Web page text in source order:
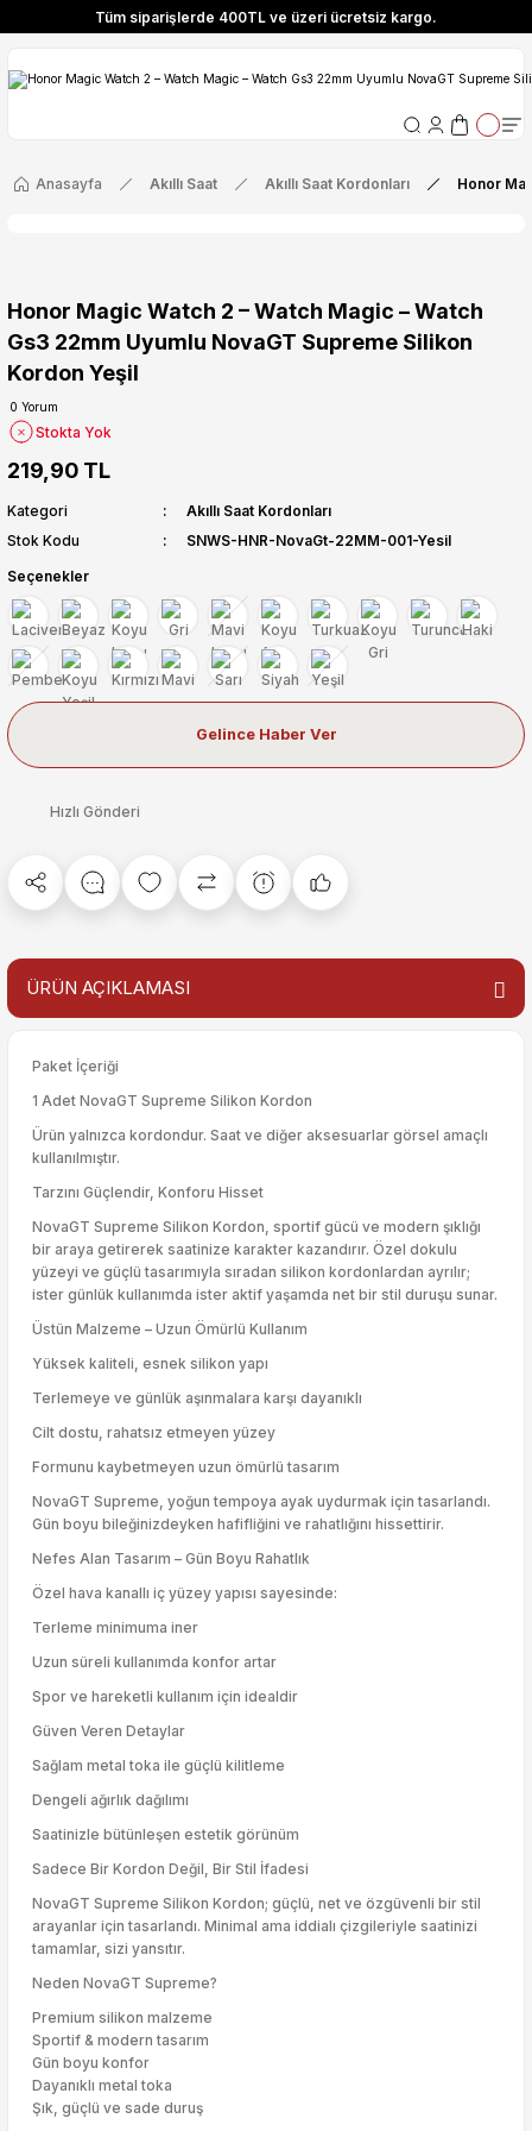
Tüm siparişlerde 400TL ve üzeri ücretsiz kargo.
Özel! YENI10 koduyla 400 TL ve üzeri alışverişlerinizde %10 indirim
Tüm siparişlerde 400TL ve üzeri ücretsiz kargo.
Özel! YENI10 koduyla 400 TL ve üzeri alışverişlerinizde %10 indirim
Anasayfa Akıllı Saat Akıllı Saat Kordonları Honor
Honor Magic Watch 2 – Watch Magic – Watch
Gs3 22mm Uyumlu NovaGT Supreme Silikon
Kordon Yeşil
0 Yorum
Stokta Yok
219,90 TL
Kategori
Akıllı Saat Kordonları
Stok Kodu
SNWS-HNR-NovaGt-22MM-001-Yesil
Seçenekler
Gelince Haber Ver
Hızlı Gönderi
ÜRÜN AÇIKLAMASI
Paket İçeriği
1 Adet NovaGT Supreme Silikon Kordon
Ürün yalnızca kordondur. Saat ve diğer aksesuarlar görsel amaçlı
kullanılmıştır.
Tarzını Güçlendir, Konforu Hisset
NovaGT Supreme Silikon Kordon, sportif gücü ve modern şıklığı
bir araya getirerek saatinize karakter kazandırır. Özel dokulu
yüzeyi ve güçlü tasarımıyla sıradan silikon kordonlardan ayrılır;
ister günlük kullanımda ister aktif yaşamda net bir stil duruşu sunar.
Üstün Malzeme – Uzun Ömürlü Kullanım
Yüksek kaliteli, esnek silikon yapı
Terlemeye ve günlük aşınmalara karşı dayanıklı
Cilt dostu, rahatsız etmeyen yüzey
Formunu kaybetmeyen uzun ömürlü tasarım
NovaGT Supreme, yoğun tempoya ayak uydurmak için tasarlandı.
Gün boyu bileğinizdeyken hafifliğini ve rahatlığını hissettirir.
Nefes Alan Tasarım – Gün Boyu Rahatlık
Özel hava kanallı iç yüzey yapısı sayesinde:
Terleme minimuma iner
Uzun süreli kullanımda konfor artar
Spor ve hareketli kullanım için idealdir
Güven Veren Detaylar
Sağlam metal toka ile güçlü kilitleme
Dengeli ağırlık dağılımı
Saatinizle bütünleşen estetik görünüm
Sadece Bir Kordon Değil, Bir Stil İfadesi
NovaGT Supreme Silikon Kordon; güçlü, net ve özgüvenli bir stil
arayanlar için tasarlandı. Minimal ama iddialı çizgileriyle saatinizi
tamamlar, sizi yansıtır.
Neden NovaGT Supreme?
Premium silikon malzeme
Sportif & modern tasarım
Gün boyu konfor
Dayanıklı metal toka
Şık, güçlü ve sade duruş